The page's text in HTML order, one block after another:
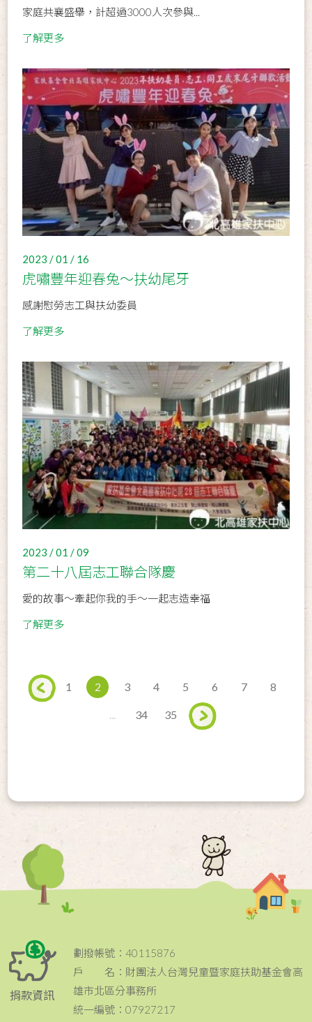
家庭共襄盛舉，計超過3000人次參與...
了解更多
2023 / 01 / 16
虎嘯豐年迎春兔～扶幼尾牙
感謝慰勞志工與扶幼委員
了解更多
2023 / 01 / 09
第二十八屆志工聯合隊慶
愛的故事〜牽起你我的手〜一起志造幸福
了解更多
1 2 3 4 5 6 7 8
34 35
捐款資訊
劃撥帳號：40115876
戶 名：財團法人台灣兒童暨家庭扶助基金會高
雄市北區分事務所
統一編號：07927217